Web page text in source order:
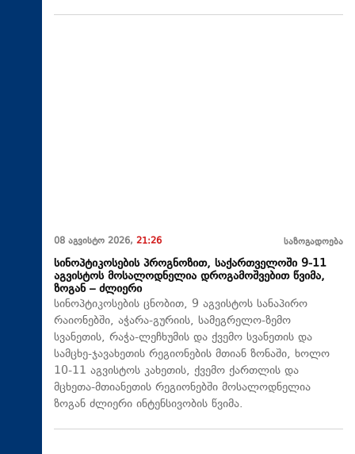
08 აგვისტო 2026, 21:26 საზოგადოება
სინოპტიკოსების პროგნოზით, საქართველოში 9-11
აგვისტოს მოსალოდნელია დროგამოშვებით წვიმა,
ზოგან – ძლიერი
სინოპტიკოსების ცნობით, 9 აგვისტოს სანაპირო
რაიონებში, აჭარა-გურიის, სამეგრელო-ზემო
სვანეთის, რაჭა-ლეჩხუმის და ქვემო სვანეთის და
სამცხე-ჯავახეთის რეგიონების მთიან ზონაში, ხოლო
10-11 აგვისტოს კახეთის, ქვემო ქართლის და
მცხეთა-მთიანეთის რეგიონებში მოსალოდნელია
ზოგან ძლიერი ინტენსივობის წვიმა.